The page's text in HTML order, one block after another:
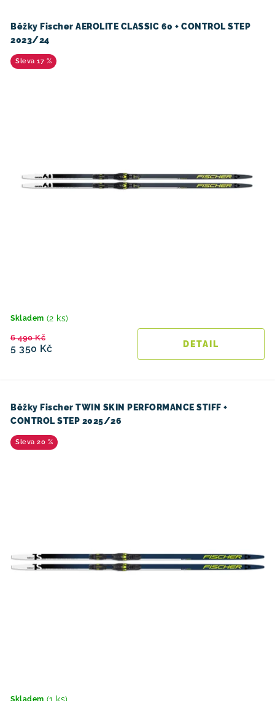
u
k
t
d
u
k
Běžky Fischer AEROLITE CLASSIC 60 + CONTROL STEP
2023/24
17 %
Skladem (2 ks)
5 350 Kč
6 490 Kč
Běžky Fischer TWIN SKIN PERFORMANCE STIFF +
CONTROL STEP 2025/26
20 %
Skladem